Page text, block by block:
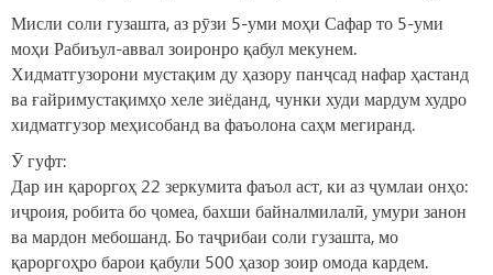
Мисли соли гузашта, аз рӯзи 5-уми моҳи Сафар то 5-уми
моҳи Рабиъул-аввал зоиронро қабул мекунем.
Хидматгузорони мустақим ду ҳазору панҷсад нафар ҳастанд
ва ғайримустақимҳо хеле зиёданд, чунки худи мардум худро
хидматгузор меҳисобанд ва фаъолона саҳм мегиранд.
Ӯ гуфт:
Дар ин қароргоҳ 22 зеркумита фаъол аст, ки аз ҷумлаи онҳо:
иҷроия, робита бо ҷомеа, бахши байналмилалӣ, умури занон
ва мардон мебошанд. Бо таҷрибаи соли гузашта, мо
қароргоҳро барои қабули 500 ҳазор зоир омода кардем.